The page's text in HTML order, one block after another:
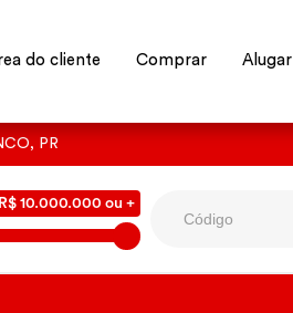
do cliente Comprar Alugar
PR
R$ 10.000.000 ou +